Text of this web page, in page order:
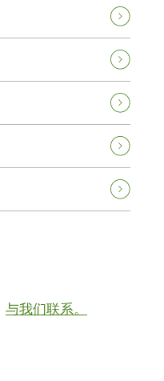
与我们联系。